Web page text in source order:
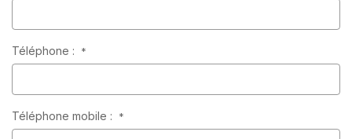
Téléphone : *
Téléphone mobile : *